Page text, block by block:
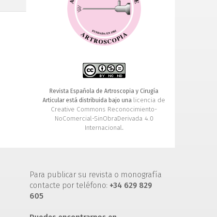
Revista Española de Artroscopia y Cirugía
Articular está distribuida bajo una licencia de
Creative Commons Reconocimiento-
NoComercial-SinObraDerivada 4.0
Internacional.
Para publicar su revista o monografía
contacte por teléfono: +34 629 829
605